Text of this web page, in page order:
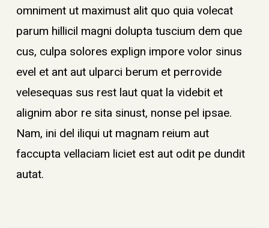
omniment ut maximust alit quo quia volecat
parum hillicil magni dolupta tuscium dem que
cus, culpa solores explign impore volor sinus
evel et ant aut ulparci berum et perrovide
velesequas sus rest laut quat la videbit et
alignim abor re sita sinust, nonse pel ipsae.
Nam, ini del iliqui ut magnam reium aut
faccupta vellaciam liciet est aut odit pe dundit
autat.